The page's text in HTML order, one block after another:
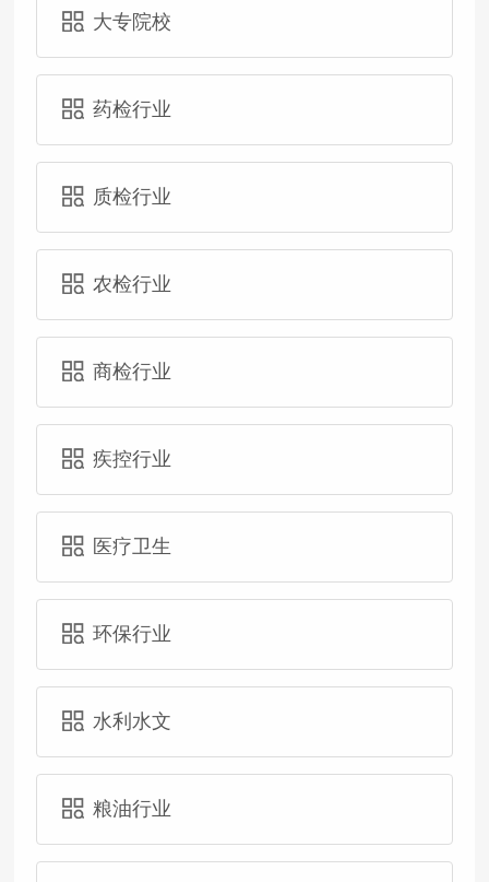
大专院校
药检行业
质检行业
农检行业
商检行业
疾控行业
医疗卫生
环保行业
水利水文
粮油行业